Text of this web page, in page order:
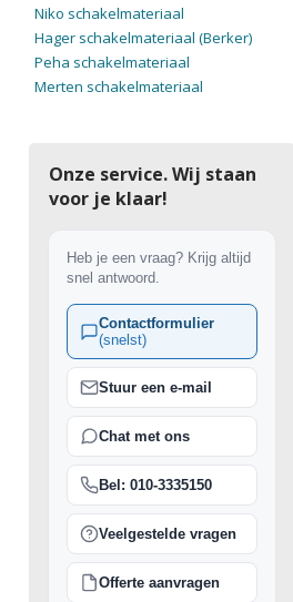
Niko schakelmateriaal
Hager schakelmateriaal (Berker)
Peha schakelmateriaal
Merten schakelmateriaal
Onze service. Wij staan
voor je klaar!
Heb je een vraag? Krijg altijd
snel antwoord.
Contactformulier
(snelst)
Stuur een e-mail
Chat met ons
Bel: 010-3335150
Veelgestelde vragen
Offerte aanvragen